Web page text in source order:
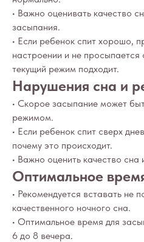
• Важно оценивать качество
засыпания.
• Если ребенок спит хорошо,
настроении и не просыпается
текущий режим подходит.
Нарушения сна и
• Скорое засыпание может
режимом.
• Если ребенок спит сверх
почему это происходит.
• Важно оценить качество
Оптимальное
• Рекомендуется вставать не
качественного ночного сна.
• Оптимальное время для
6 до 8 вечера.
некорректное использование советов и/
материалов, представленных на сайте
вашего ребёнка вызывает у вас
наблюдаются проблемы сна,
симптомом какого-либо заболевания,
незамедлительно обратитесь к врачу!
© 2015—2026 О СНЕ. ОНЛАЙН —
информационный портал о детском
и семейном сне